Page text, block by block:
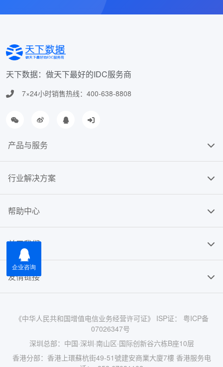
天下数据：做天下最好的IDC服务商
7×24小时销售热线：400-638-8808
产品与服务
行业解决方案
帮助中心
关于我们
友情链接
《中华人民共和国增值电信业务经营许可证》 ISP证： 粤ICP备
07026347号
深圳总部：中国·深圳·南山区·国际创新谷六栋B座10层
香港分部：香港上環蘇杭街49-51號建安商業大廈7樓 香港服务电